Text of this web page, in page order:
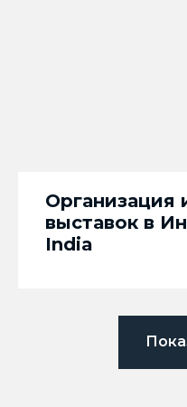
Организация
выставок в
India